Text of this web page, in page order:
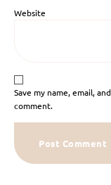
Website
Save my name, email,
comment.